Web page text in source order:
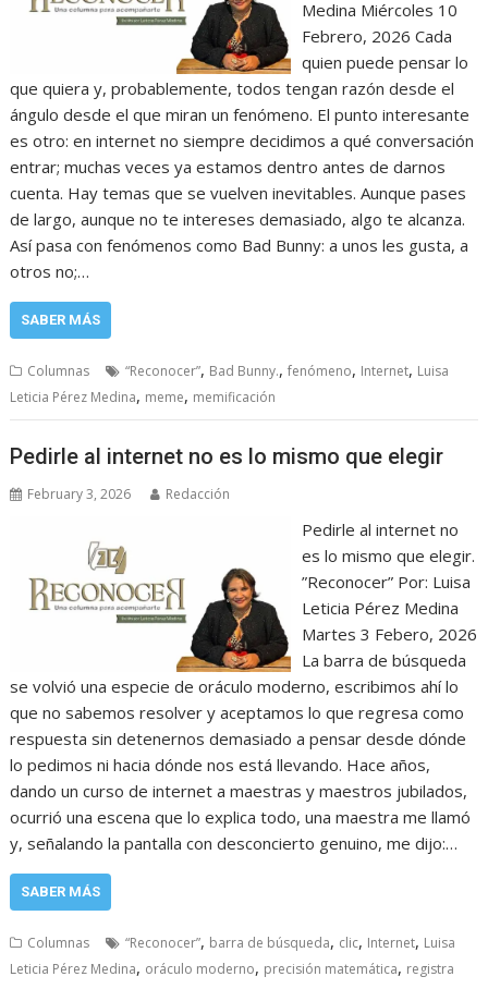
Medina Miércoles 10
Febrero, 2026 Cada
quien puede pensar lo
que quiera y, probablemente, todos tengan razón desde el
ángulo desde el que miran un fenómeno. El punto interesante
es otro: en internet no siempre decidimos a qué conversación
entrar; muchas veces ya estamos dentro antes de darnos
cuenta. Hay temas que se vuelven inevitables. Aunque pases
de largo, aunque no te intereses demasiado, algo te alcanza.
Así pasa con fenómenos como Bad Bunny: a unos les gusta, a
otros no;…
SABER MÁS
Columnas “Reconocer”, Bad Bunny.,fenómeno, Internet, Luisa
Leticia Pérez Medina, meme, memificación
Pedirle al internet no es lo mismo que elegir
February 3, 2026 Redacción
Pedirle al internet no
es lo mismo que elegir.
”Reconocer” Por: Luisa
Leticia Pérez Medina
Martes 3 Febero, 2026
La barra de búsqueda
se volvió una especie de oráculo moderno, escribimos ahí lo
que no sabemos resolver y aceptamos lo que regresa como
respuesta sin detenernos demasiado a pensar desde dónde
lo pedimos ni hacia dónde nos está llevando. Hace años,
dando un curso de internet a maestras y maestros jubilados,
ocurrió una escena que lo explica todo, una maestra me llamó
y, señalando la pantalla con desconcierto genuino, me dijo:…
SABER MÁS
Columnas “Reconocer”, barra de búsqueda, clic, Internet, Luisa
Leticia Pérez Medina, oráculo moderno, precisión matemática, registra